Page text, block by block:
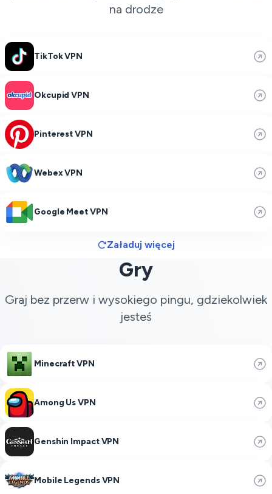
na drodze
TikTok VPN
Okcupid VPN
Pinterest VPN
Webex VPN
Google Meet VPN
Załaduj więcej
Gry
Graj bez przerw i wysokiego pingu, gdziekolwiek
jesteś
Minecraft VPN
Among Us VPN
Genshin Impact VPN
Mobile Legends VPN